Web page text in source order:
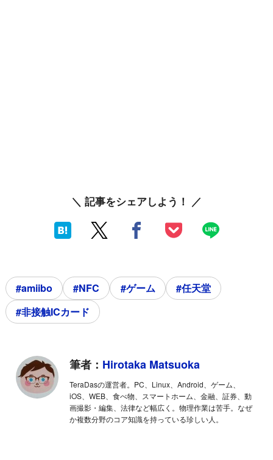
＼ 記事をシェアしよう！ ／
#amiibo #NFC #ゲーム
#任天堂
#非接触ICカード
筆者： Hirotaka Matsuoka
TeraDasの運営者。PC、Linux、Android、ゲーム、
iOS、WEB、食べ物、スマートホーム、金融、証券、動
画撮影・編集、法律など幅広く。物理作業は苦手。なぜ
か複数分野のコア知識を持っている珍しい人。